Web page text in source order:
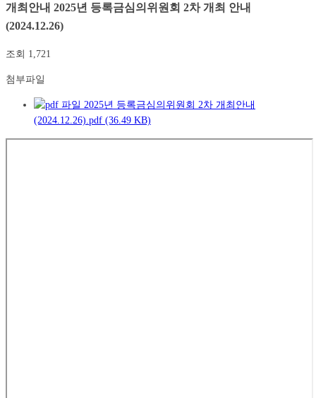
개최안내 2025년 등록금심의위원회 2차 개최 안내
(2024.12.26)
조회 1,721
첨부파일
2025년 등록금심의위원회 2차 개최안내
(2024.12.26).pdf (36.49 KB)